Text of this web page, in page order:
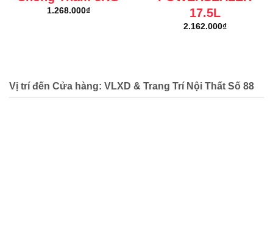
1.268.000₫
17.5L
2.162.000₫
Vị trí đến Cửa hàng: VLXD & Trang Trí Nội Thất Số 88